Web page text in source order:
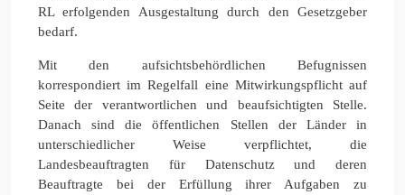
RL erfolgenden Ausgestaltung durch den Gesetzgeber
bedarf.
Mit den aufsichtsbehördlichen Befugnissen
korrespondiert im Regelfall eine Mitwirkungspflicht auf
Seite der verantwortlichen und beaufsichtigten Stelle.
Danach sind die öffentlichen Stellen der Länder in
unterschiedlicher Weise verpflichtet, die
Landesbeauftragten für Datenschutz und deren
Beauftragte bei der Erfüllung ihrer Aufgaben zu